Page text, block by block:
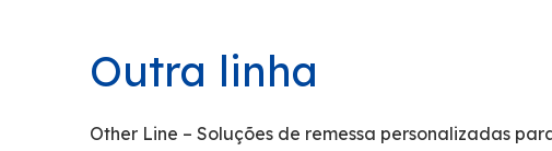
Outra linha
Other Line – Soluções de remessa personalizadas